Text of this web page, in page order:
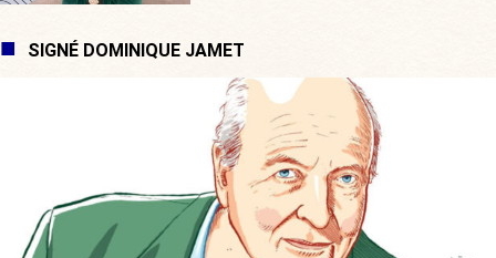
SIGNÉ DOMINIQUE JAMET